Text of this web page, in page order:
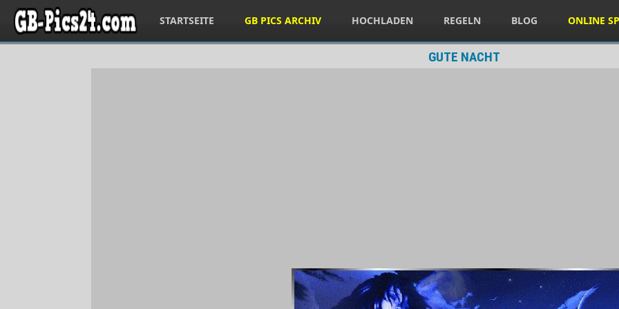
STARTSEITE GB PICS ARCHIV HOCHLADEN REGELN BLOG ONLINE
GUTE NACHT